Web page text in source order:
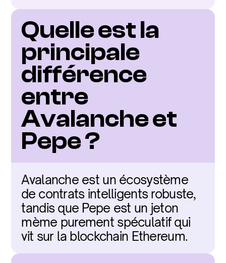
Quelle est la
principale
différence
entre
Avalanche et
Pepe ?
Avalanche est un écosystème
de contrats intelligents robuste,
tandis que Pepe est un jeton
mème purement spéculatif qui
vit sur la blockchain Ethereum.